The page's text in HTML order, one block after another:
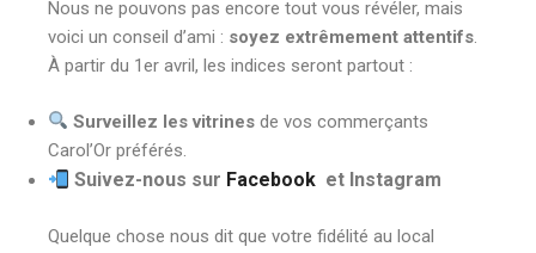
Nous ne pouvons pas encore tout vous révéler, mais
voici un conseil d’ami : soyez extrêmement attentifs.
À partir du 1er avril, les indices seront partout :
Surveillez les vitrines de vos commerçants
Carol’Or préférés.
Suivez-nous sur Facebook et Instagram
Quelque chose nous dit que votre fidélité au local